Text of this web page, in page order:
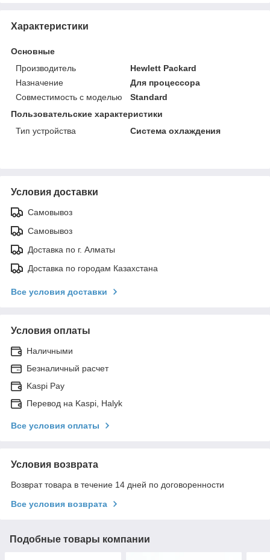
Характеристики
Основные
Производитель
Hewlett Packard
Назначение
Для процессора
Совместимость с моделью
Standard
Пользовательские характеристики
Тип устройства
Система охлаждения
Условия доставки
Самовывоз
Самовывоз
Доставка по г. Алматы
Доставка по городам Казахстана
Все условия доставки
Условия оплаты
Наличными
Безналичный расчет
Kaspi Pay
Перевод на Kaspi, Halyk
Все условия оплаты
Условия возврата
Возврат товара в течение 14 дней по договоренности
Все условия возврата
Подобные товары компании